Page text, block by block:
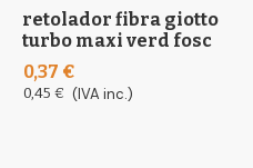
retolador fibra giotto
turbo maxi verd fosc
0,37 €
0,45 € (IVA inc.)